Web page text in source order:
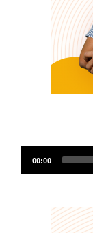
00:00